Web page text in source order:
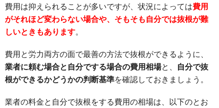
費用は抑えられることが多いですが、状況によっては費用
がそれほど変わらない場合や、そもそも自分では抜根が難
しいときもあります。
費用と労力両方の面で最善の方法で抜根ができるように、
業者に頼む場合と自分でする場合の費用相場と、 自分で抜
根ができるかどうかの判断基準を確認しておきましょう。
業者の料金と自分で抜根をする費用の相場は、以下のとお